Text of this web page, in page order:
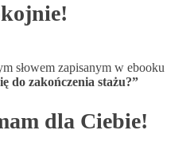
słowem zapisanym w ebooku
do zakończenia stażu?”
dla Ciebie!